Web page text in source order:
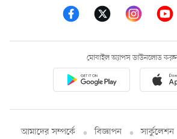
মোবাইল অ্যাপস ডাউনলোড
আমাদের সম্পর্কে বিজ্ঞাপন সার্কুলেশন